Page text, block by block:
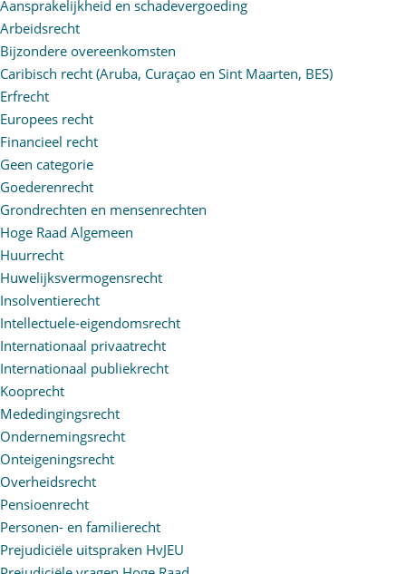
Aansprakelijkheid en schadevergoeding
Arbeidsrecht
Bijzondere overeenkomsten
Caribisch recht (Aruba, Curaçao en Sint Maarten, BES)
Erfrecht
Europees recht
Financieel recht
Geen categorie
Goederenrecht
Grondrechten en mensenrechten
Hoge Raad Algemeen
Huurrecht
Huwelijksvermogensrecht
Insolventierecht
Intellectuele-eigendomsrecht
Internationaal privaatrecht
Internationaal publiekrecht
Kooprecht
Mededingingsrecht
Ondernemingsrecht
Onteigeningsrecht
Overheidsrecht
Pensioenrecht
Personen- en familierecht
Prejudiciële uitspraken HvJEU